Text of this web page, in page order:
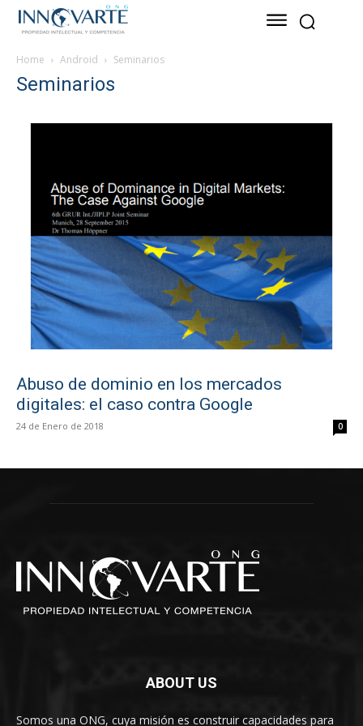
Home Android Seminarios
Seminarios
Abuso de dominio en los mercados
digitales: el caso contra Google
24 de Enero de 2018 0
ABOUT US
Somos una ONG, cuya misión es construir capacidades para